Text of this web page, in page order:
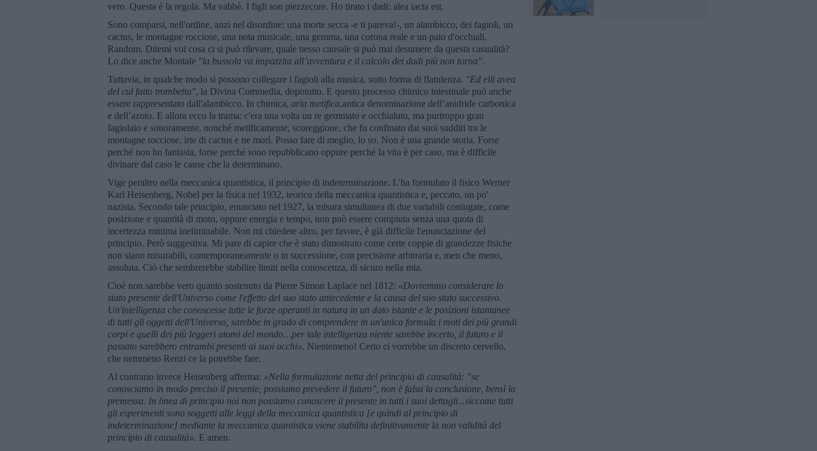
vero. Questa è la regola. Ma vabbè. I figli son piezzecore. Ho tirato i dadi: alea iacta est.
Sono comparsi, nell'ordine, anzi nel disordine: una morte secca -e ti pareva!-, un alambicco, dei fagioli, un
cactus, le montagne rocciose, una nota musicale, una gemma, una corona reale e un paio d'occhiali.
Random. Ditemi voi cosa ci si può rilevare, quale nesso causale si può mai desumere da questa casualità?
Lo dice anche Montale "la bussola va impazzita all’avventura e il calcolo dei dadi più non torna".
Tuttavia, in qualche modo si possono collegare i fagioli alla musica, sotto forma di flatulenza. "Ed elli avea
del cul fatto trombetta", la Divina Commedia, dopotutto. E questo processo chimico intestinale può anche
essere rappresentato dall'alambicco. In chimica, aria metifica,antica denominazione dell’anidride carbonica
e dell’azoto. E allora ecco la trama: c'era una volta un re gemmato e occhialuto, ma purtroppo gran
fagiolaio e sonoramente, nonché metificamente, scoreggione, che fu confinato dai suoi sudditi tra le
montagne rocciose, irte di cactus e ne morì. Posso fare di meglio, lo so. Non è una grande storia. Forse
perché non ho fantasia, forse perché sono repubblicano oppure perché la vita è per caso, ma è difficile
divinare dal caso le cause che la determinano.
Vige peraltro nella meccanica quantistica, il principio di indeterminazione. L'ha formulato il fisico Werner
Karl Heisenberg, Nobel per la fisica nel 1932, teorico della meccanica quantistica e, peccato, un po'
nazista. Secondo tale principio, enunciato nel 1927, la misura simultanea di due variabili coniugate, come
posizione e quantità di moto, oppure energia e tempo, non può essere compiuta senza una quota di
incertezza minima ineliminabile. Non mi chiedete altro, per favore, è già difficile l'enunciazione del
principio. Però suggestiva. Mi pare di capire che è stato dimostrato come certe coppie di grandezze fisiche
non siano misurabili, contemporaneamente o in successione, con precisione arbitraria e, men che meno,
assoluta. Ciò che sembrerebbe stabilire limiti nella conoscenza, di sicuro nella mia.
Cioè non sarebbe vero quanto sostenuto da Pierre Simon Laplace nel 1812: «Dovremmo considerare lo
stato presente dell'Universo come l'effetto del suo stato antecedente e la causa del suo stato successivo.
Un'intelligenza che conoscesse tutte le forze operanti in natura in un dato istante e le posizioni istantanee
di tutti gli oggetti dell'Universo, sarebbe in grado di comprendere in un'unica formula i moti dei più grandi
corpi e quelli dei più leggeri atomi del mondo…per tale intelligenza niente sarebbe incerto, il futuro e il
passato sarebbero entrambi presenti ai suoi occhi». Nientemeno! Certo ci vorrebbe un discreto cervello,
che nemmeno Renzi ce la potrebbe fare.
Al contrario invece Heisenberg afferma: «Nella formulazione netta del principio di causalità: "se
conosciamo in modo preciso il presente, possiamo prevedere il futuro", non è falsa la conclusione, bensì la
premessa. In linea di principio noi non possiamo conoscere il presente in tutti i suoi dettagli...siccome tutti
gli esperimenti sono soggetti alle leggi della meccanica quantistica [e quindi al principio di
indeterminazione] mediante la meccanica quantistica viene stabilita definitivamente la non validità del
principio di causalità». E amen.